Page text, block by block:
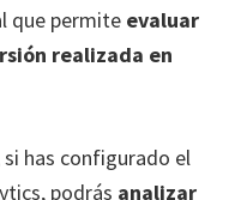
que permite evaluar
realizada en
si has configurado el
podrás analizar